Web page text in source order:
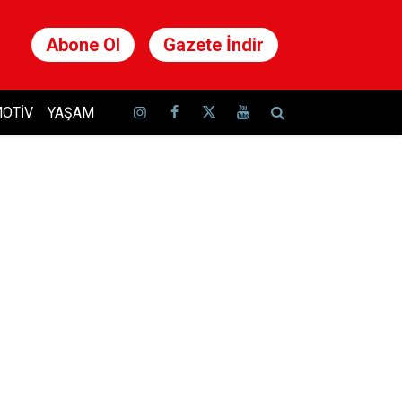
Abone Ol Gazete İndir
YAŞAM